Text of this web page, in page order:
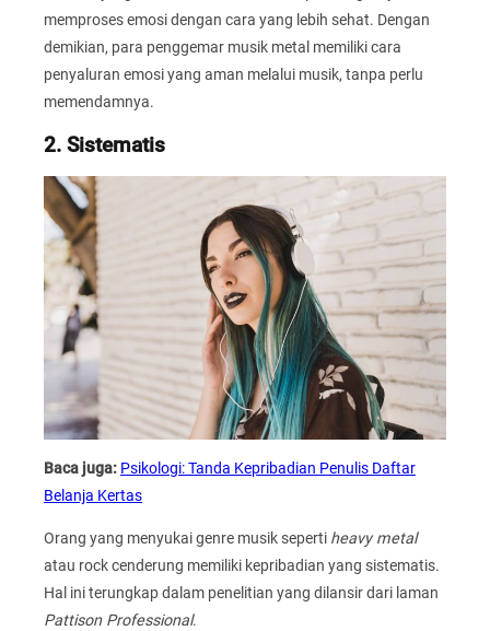
memproses emosi dengan cara yang lebih sehat. Dengan
demikian, para penggemar musik metal memiliki cara
penyaluran emosi yang aman melalui musik, tanpa perlu
memendamnya.
2. Sistematis
Baca juga: Psikologi: Tanda Kepribadian Penulis Daftar
Belanja Kertas
Orang yang menyukai genre musik seperti heavy metal
atau rock cenderung memiliki kepribadian yang sistematis.
Hal ini terungkap dalam penelitian yang dilansir dari laman
Pattison Professional.